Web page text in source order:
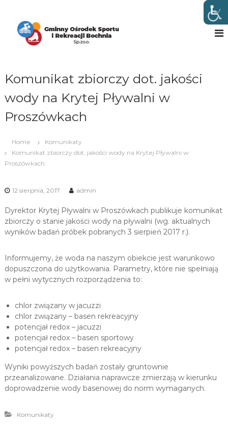
y
ś
e
r
t
u
R
e
j
Komunikat zbiorczy dot. jakości
wody na Krytej Pływalni w
Proszówkach
Home
Komunikaty
Komunikat zbiorczy dot. jakości wody na Krytej Pływalni w
Proszówkach
12 sierpnia, 2017 admin
Dyrektor Krytej Pływalni w Proszówkach publikuje komunikat
zbiorczy o stanie jakości wody na pływalni (wg. aktualnych
wyników badań próbek pobranych 3 sierpień 2017 r.).
Informujemy, że woda na naszym obiekcie jest warunkowo
dopuszczona do użytkowania. Parametry, które nie spełniają
w pełni wytycznych rozporządzenia to:
chlor związany w jacuzzi
chlor związany – basen rekreacyjny
potencjał redox – jacuzzi
potencjał redox – basen sportowy
potencjał redox – basen rekreacyjny
Wyniki powyższych badań zostały gruntownie
przeanalizowane. Działania naprawcze zmierzają w kierunku
doprowadzenie wody basenowej do norm wymaganych.
Komunikaty